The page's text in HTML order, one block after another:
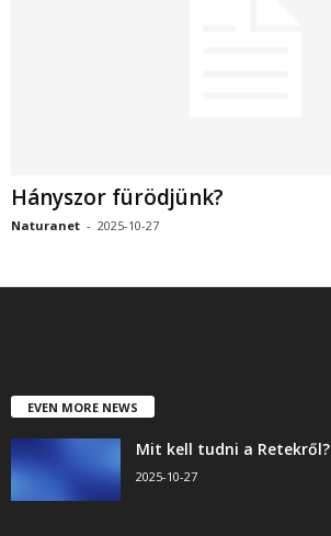
Hányszor fürödjünk?
Naturanet - 2025-10-27
EVEN MORE NEWS
Mit kell tudni a Retekről?
2025-10-27